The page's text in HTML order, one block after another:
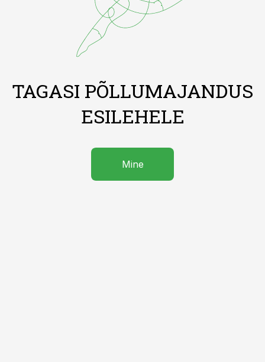
TAGASI PÕLLUMAJANDUS
ESILEHELE
Mine